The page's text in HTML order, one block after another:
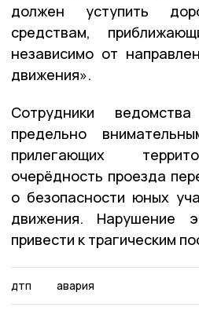
должен уступить
средствам,
независимо от
движения».
Сотрудники
предельно
прилегающих
очерёдность проезда
о безопасности юных
движения. Нарушение
привести к трагическим
дтп авария